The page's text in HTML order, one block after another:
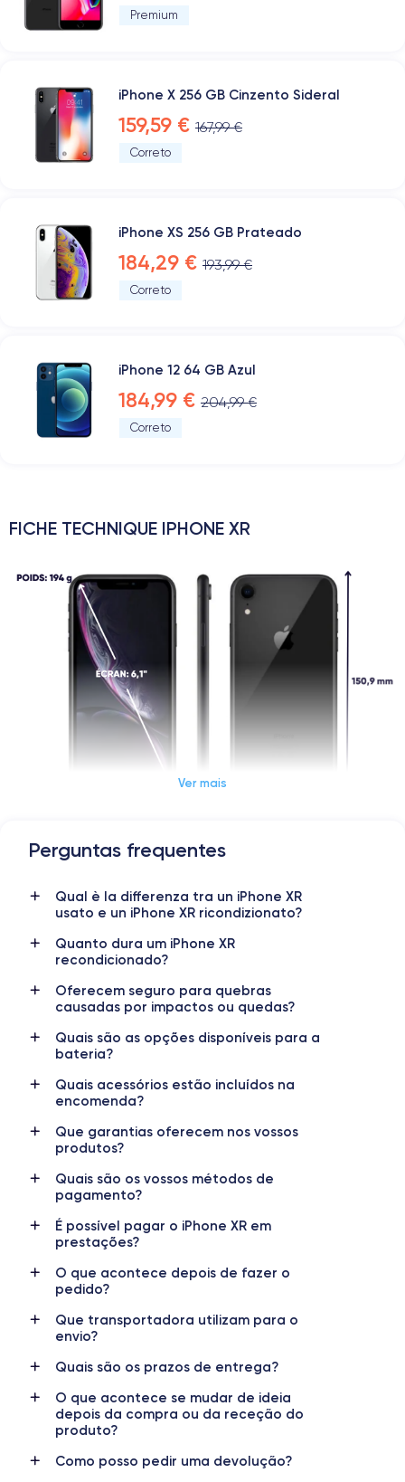
Premium
iPhone X 256 GB Cinzento Sideral
159,59 € 167,99 €
Correto
iPhone XS 256 GB Prateado
184,29 € 193,99 €
Correto
iPhone 12 64 GB Azul
184,99 € 204,99 €
Correto
FICHE TECHNIQUE IPHONE XR
Dimensions et poids iPhone XR
Date de sortie
12/09/2018
Système exploit.
iOS (iOS 16)
Dimensions
Résolution écran
3 GO 64,128,256 GO
Nom de la puce
Apple A12 Bionic
Nombre de cœurs
Nom GPU
GPU 4 cœurs
Fréq. processeur
Caméra
Résolution vidéo
4K - 3840x2160px Oui, minimum 15W
2942 mAh Nano-SIM + eSIM
Réseau mobile
LTE/4G
Débloqué
Si vous souhaitez découvrir toutes les caractéristiques de ce
Ver mais
Perguntas frequentes
Qual è la differenza tra un iPhone XR
usato e un iPhone XR ricondizionato?
Quanto dura um iPhone XR
recondicionado?
Oferecem seguro para quebras
causadas por impactos ou quedas?
Quais são as opções disponíveis para a
bateria?
Quais acessórios estão incluídos na
encomenda?
Que garantias oferecem nos vossos
produtos?
Quais são os vossos métodos de
pagamento?
É possível pagar o iPhone XR em
prestações?
O que acontece depois de fazer o
pedido?
Que transportadora utilizam para o
envio?
Quais são os prazos de entrega?
O que acontece se mudar de ideia
depois da compra ou da receção do
produto?
Como posso pedir uma devolução?